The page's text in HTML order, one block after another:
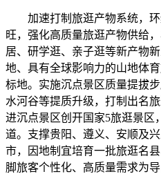
加速打制旅逛产物系统，环
旺，强化高质量旅逛产物供给
居、研学逛、亲子逛等新产物
地、具有全球影响力的山地体
标地。实施沉点景区质量提拔
水河谷等提质升级，打制出名
进沉点景区创开国家5旅逛景区
道。支撑贵阳、遵义、安顺及
市，因地制宜培育一批旅逛名
脚旅客个性化、高质量需求为